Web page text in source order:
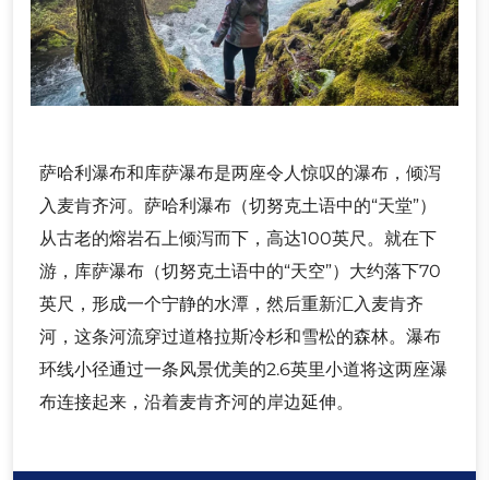
萨哈利瀑布和库萨瀑布是两座令人惊叹的瀑布，倾泻
入麦肯齐河。萨哈利瀑布（切努克土语中的“天堂”）
从古老的熔岩石上倾泻而下，高达100英尺。就在下
游，库萨瀑布（切努克土语中的“天空”）大约落下70
英尺，形成一个宁静的水潭，然后重新汇入麦肯齐
河，这条河流穿过道格拉斯冷杉和雪松的森林。瀑布
环线小径通过一条风景优美的2.6英里小道将这两座瀑
布连接起来，沿着麦肯齐河的岸边延伸。